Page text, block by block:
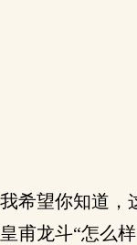
希望你知道，
甫龙斗“怎么